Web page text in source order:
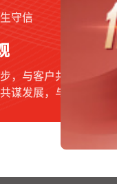
守信
，与客户共创
谋发展，与员